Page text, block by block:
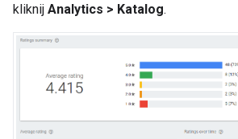
kliknij Analytics > Katalog.